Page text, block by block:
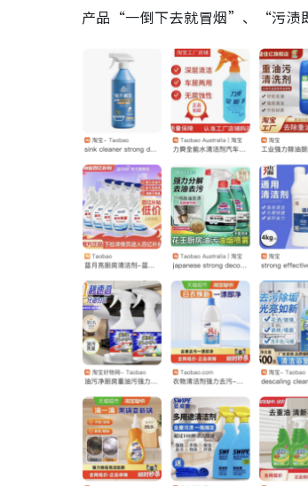
产品“一倒下去就冒烟”、“污渍